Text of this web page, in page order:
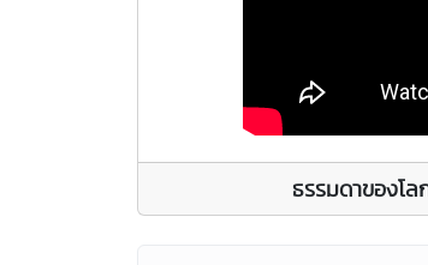
ธรรมดาของโ